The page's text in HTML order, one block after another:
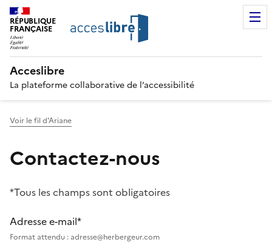
RÉPUBLIQUE
FRANÇAISE
Acceslibre
La plateforme collaborative de l’accessibilité
Voir le fil d'Ariane
Contactez-nous
*Tous les champs sont obligatoires
Adresse e-mail*
Format attendu : adresse@herbergeur.com